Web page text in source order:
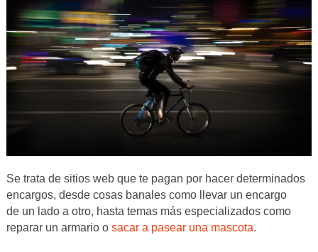
Se trata de sitios web que te pagan por hacer determinados
encargos, desde cosas banales como llevar un encargo
de un lado a otro, hasta temas más especializados como
reparar un armario o sacar a pasear una mascota.